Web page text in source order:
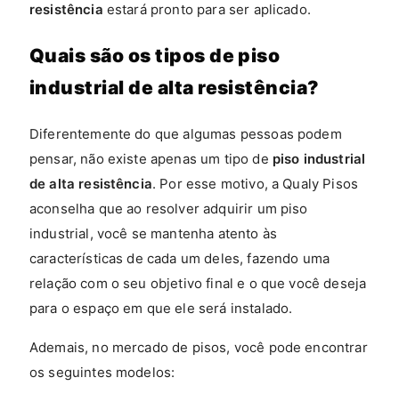
resistência estará pronto para ser aplicado.
Quais são os tipos de piso
industrial de alta resistência?
Diferentemente do que algumas pessoas podem
pensar, não existe apenas um tipo de piso industrial
de alta resistência. Por esse motivo, a Qualy Pisos
aconselha que ao resolver adquirir um piso
industrial, você se mantenha atento às
características de cada um deles, fazendo uma
relação com o seu objetivo final e o que você deseja
para o espaço em que ele será instalado.
Ademais, no mercado de pisos, você pode encontrar
os seguintes modelos: